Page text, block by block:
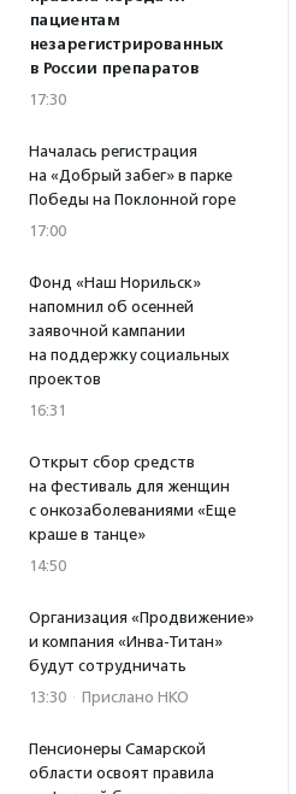
пациентам
незарегистрированных
в России препаратов
17:30
Началась регистрация
на «Добрый забег» в парке
Победы на Поклонной горе
17:00
Фонд «Наш Норильск»
напомнил об осенней
заявочной кампании
на поддержку социальных
проектов
16:31
Открыт сбор средств
на фестиваль для женщин
с онкозаболеваниями «Еще
краше в танце»
14:50
Организация «Продвижение»
и компания «Инва-Титан»
будут сотрудничать
13:30 · Прислано НКО
Пенсионеры Самарской
области освоят правила